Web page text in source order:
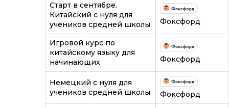
Старт в сентябре.
Китайский с нуля для
учеников средней школы
Фоксфорд
Игровой курс по
китайскому языку для
начинающих
Фоксфорд
Немецкий с нуля для
учеников средней школы
Фоксфорд